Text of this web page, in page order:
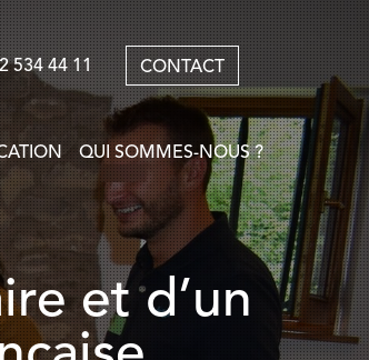
534 44 11 CONTACT
QUI SOMMES-NOUS ?